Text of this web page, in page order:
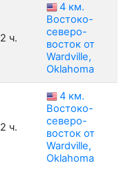
2 ч.
4 км.
Востоко-
северо-
восток от
Wardville,
Oklahoma
2 ч.
4 км.
Востоко-
северо-
восток от
Wardville,
Oklahoma